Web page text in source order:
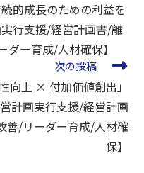
的成長のための利益を
行支援/経営計画書/離
ー育成/人材確保】
次の投稿
向上 × 付加価値創出」
計画実行支援/経営計画
善/リーダー育成/人材確
保】